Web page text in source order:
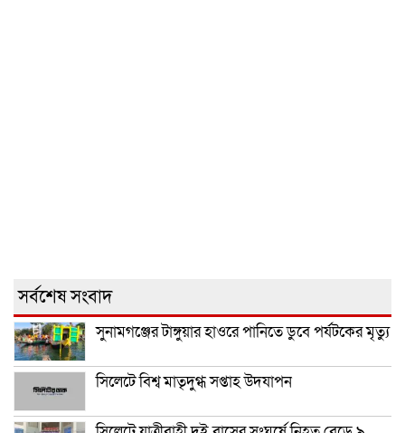
সর্বশেষ সংবাদ
সুনামগঞ্জের টাঙ্গুয়ার হাওরে পানিতে ডুবে পর্যটকের মৃত্যু
সিলেটে বিশ্ব মাতৃদুগ্ধ সপ্তাহ উদযাপন